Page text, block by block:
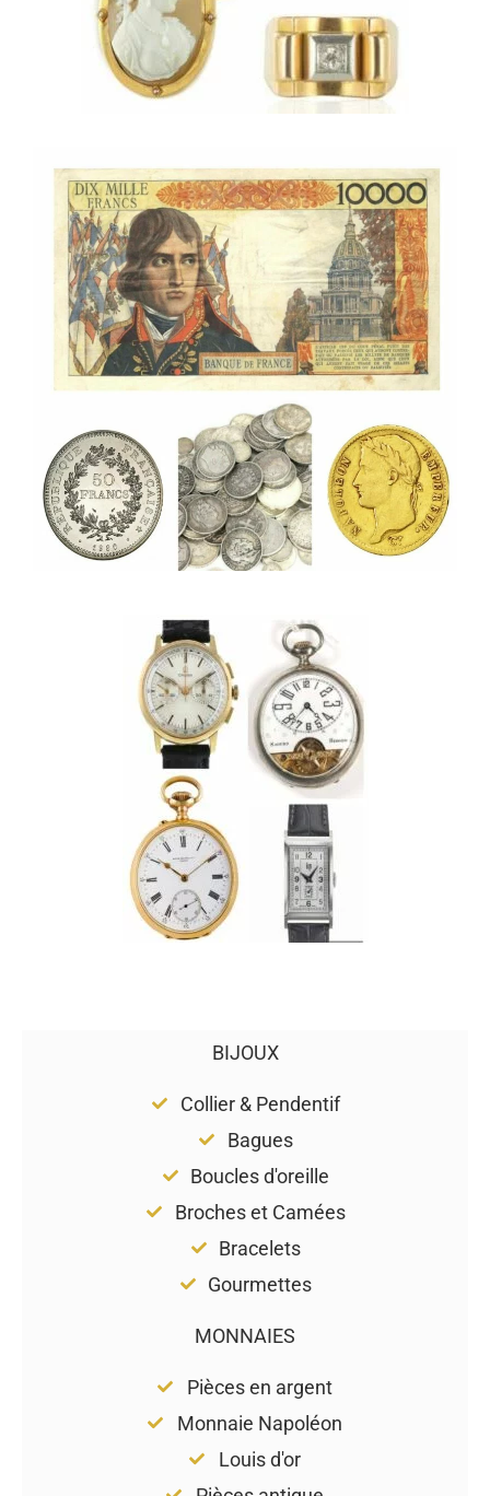
BIJOUX
Collier & Pendentif
Bagues
Boucles d'oreille
Broches et Camées
Bracelets
Gourmettes
MONNAIES
Pièces en argent
Monnaie Napoléon
Louis d'or